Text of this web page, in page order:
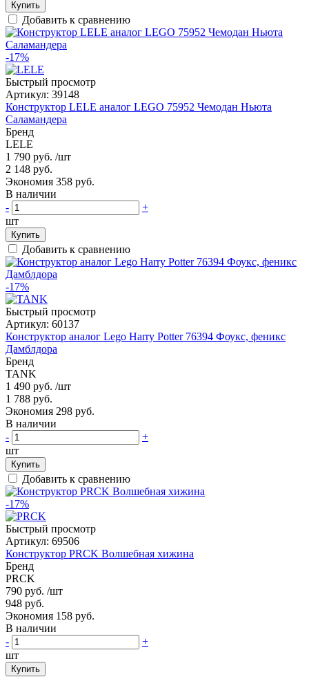
Купить
Добавить к сравнению
-17%
Быстрый просмотр
Артикул: 39148
Конструктор LELE аналог LEGO 75952 Чемодан Ньюта
Саламандера
Бренд
LELE
1 790 руб. /шт
2 148 руб.
Экономия 358 руб.
В наличии
-
+
шт
Купить
Добавить к сравнению
-17%
Быстрый просмотр
Артикул: 60137
Конструктор аналог Lego Harry Potter 76394 Фоукс, феникс
Дамблдора
Бренд
TANK
1 490 руб. /шт
1 788 руб.
Экономия 298 руб.
В наличии
-
+
шт
Купить
Добавить к сравнению
-17%
Быстрый просмотр
Артикул: 69506
Конструктор PRCK Волшебная хижина
Бренд
PRCK
790 руб. /шт
948 руб.
Экономия 158 руб.
В наличии
-
+
шт
Купить